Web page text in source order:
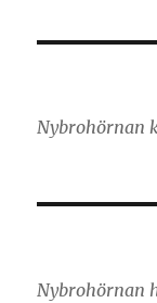
Nybrohörnan
Nybrohörnan